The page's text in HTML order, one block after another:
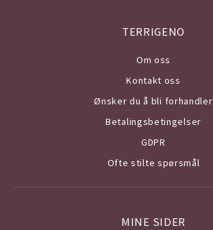
TERRIGENO
Om oss
Kontakt oss
Ønsker du å bli forhandler
Betalingsbetingelser
GDPR
Ofte stilte spørsmål
MINE SIDER